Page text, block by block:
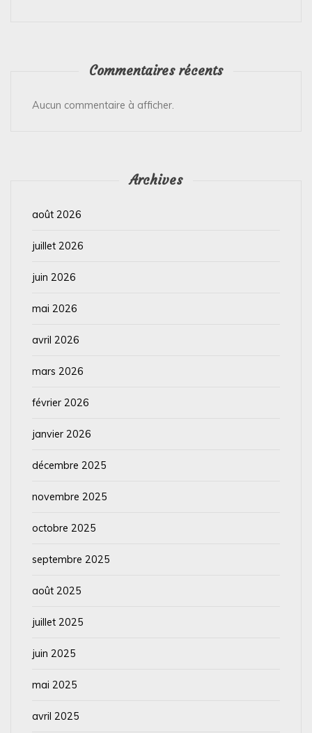
Commentaires récents
Aucun commentaire à afficher.
Archives
août 2026
juillet 2026
juin 2026
mai 2026
avril 2026
mars 2026
février 2026
janvier 2026
décembre 2025
novembre 2025
octobre 2025
septembre 2025
août 2025
juillet 2025
juin 2025
mai 2025
avril 2025